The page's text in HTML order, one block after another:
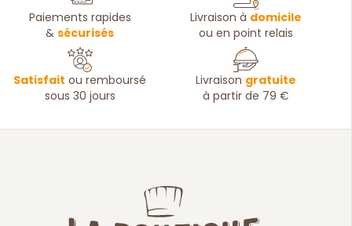
Paiements rapides
&sécurisés
Livraison à domicile
ou en point relais
Satisfait ou remboursé
sous 30 jours
Livraison gratuite
à partir de 79 €